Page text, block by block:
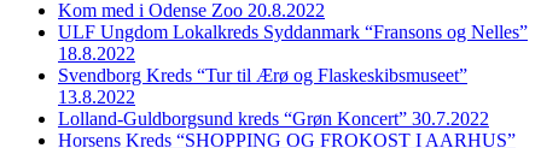
Kom med i Odense Zoo 20.8.2022
ULF Ungdom Lokalkreds Syddanmark “Fransons og Nelles”
18.8.2022
Svendborg Kreds “Tur til Ærø og Flaskeskibsmuseet”
13.8.2022
Lolland-Guldborgsund kreds “Grøn Koncert” 30.7.2022
Horsens Kreds “SHOPPING OG FROKOST I AARHUS”